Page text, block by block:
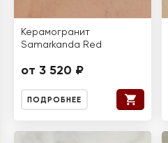
Керамогранит
Samarkanda Red
от 3 520 ₽
ПОДРОБНЕЕ